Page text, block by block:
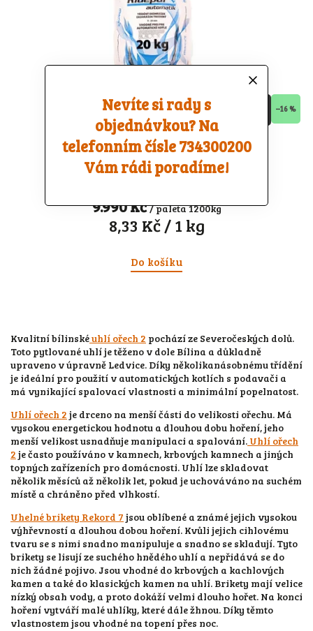
Nevíte si rady s
objednávkou? Na
telefonním čísle 734300200
Vám rádi poradíme!
–16 %
Hnědé tříděné uhlí ořech 2
Skladem
9.990 Kč/ paleta 1200kg
8,33 Kč / 1 kg
Do košíku
Kvalitní bílinskéuhlí ořech 2 pochází ze Severočeských dolů.
Toto pytlované uhlí je těženo v dole Bílina a důkladně
upraveno v úpravně Ledvice. Díky několikanásobnému třídění
je ideální pro použití v automatických kotlích s podavači a
má vynikající spalovací vlastnosti a minimální popelnatost.
Uhlí ořech 2 je drceno na menší části do velikosti ořechu. Má
vysokou energetickou hodnotu a dlouhou dobu hoření, jeho
menší velikost usnadňuje manipulaci a spalování. Uhlí ořech
2 je často používáno v kamnech, krbových kamnech a jiných
topných zařízeních pro domácnosti. Uhlí lze skladovat
několik měsíců až několik let, pokud je uchováváno na suchém
místě a chráněno před vlhkostí.
Uhelné brikety Rekord 7 jsou oblíbené a známé jejich vysokou
výhřevností a dlouhou dobou hoření. Kvůli jejich cihlovému
tvaru se s nimi snadno manipuluje a snadno se skladují. Tyto
brikety se lisují ze suchého hnědého uhlí a nepřidává se do
nich žádné pojivo. Jsou vhodné do krbových a kachlových
kamen a také do klasických kamen na uhlí. Brikety mají velice
nízký obsah vody, a proto dokáží velmi dlouho hořet. Na konci
hoření vytváří malé uhlíky, které dále žhnou. Díky těmto
vlastnostem jsou vhodné na topení přes noc.